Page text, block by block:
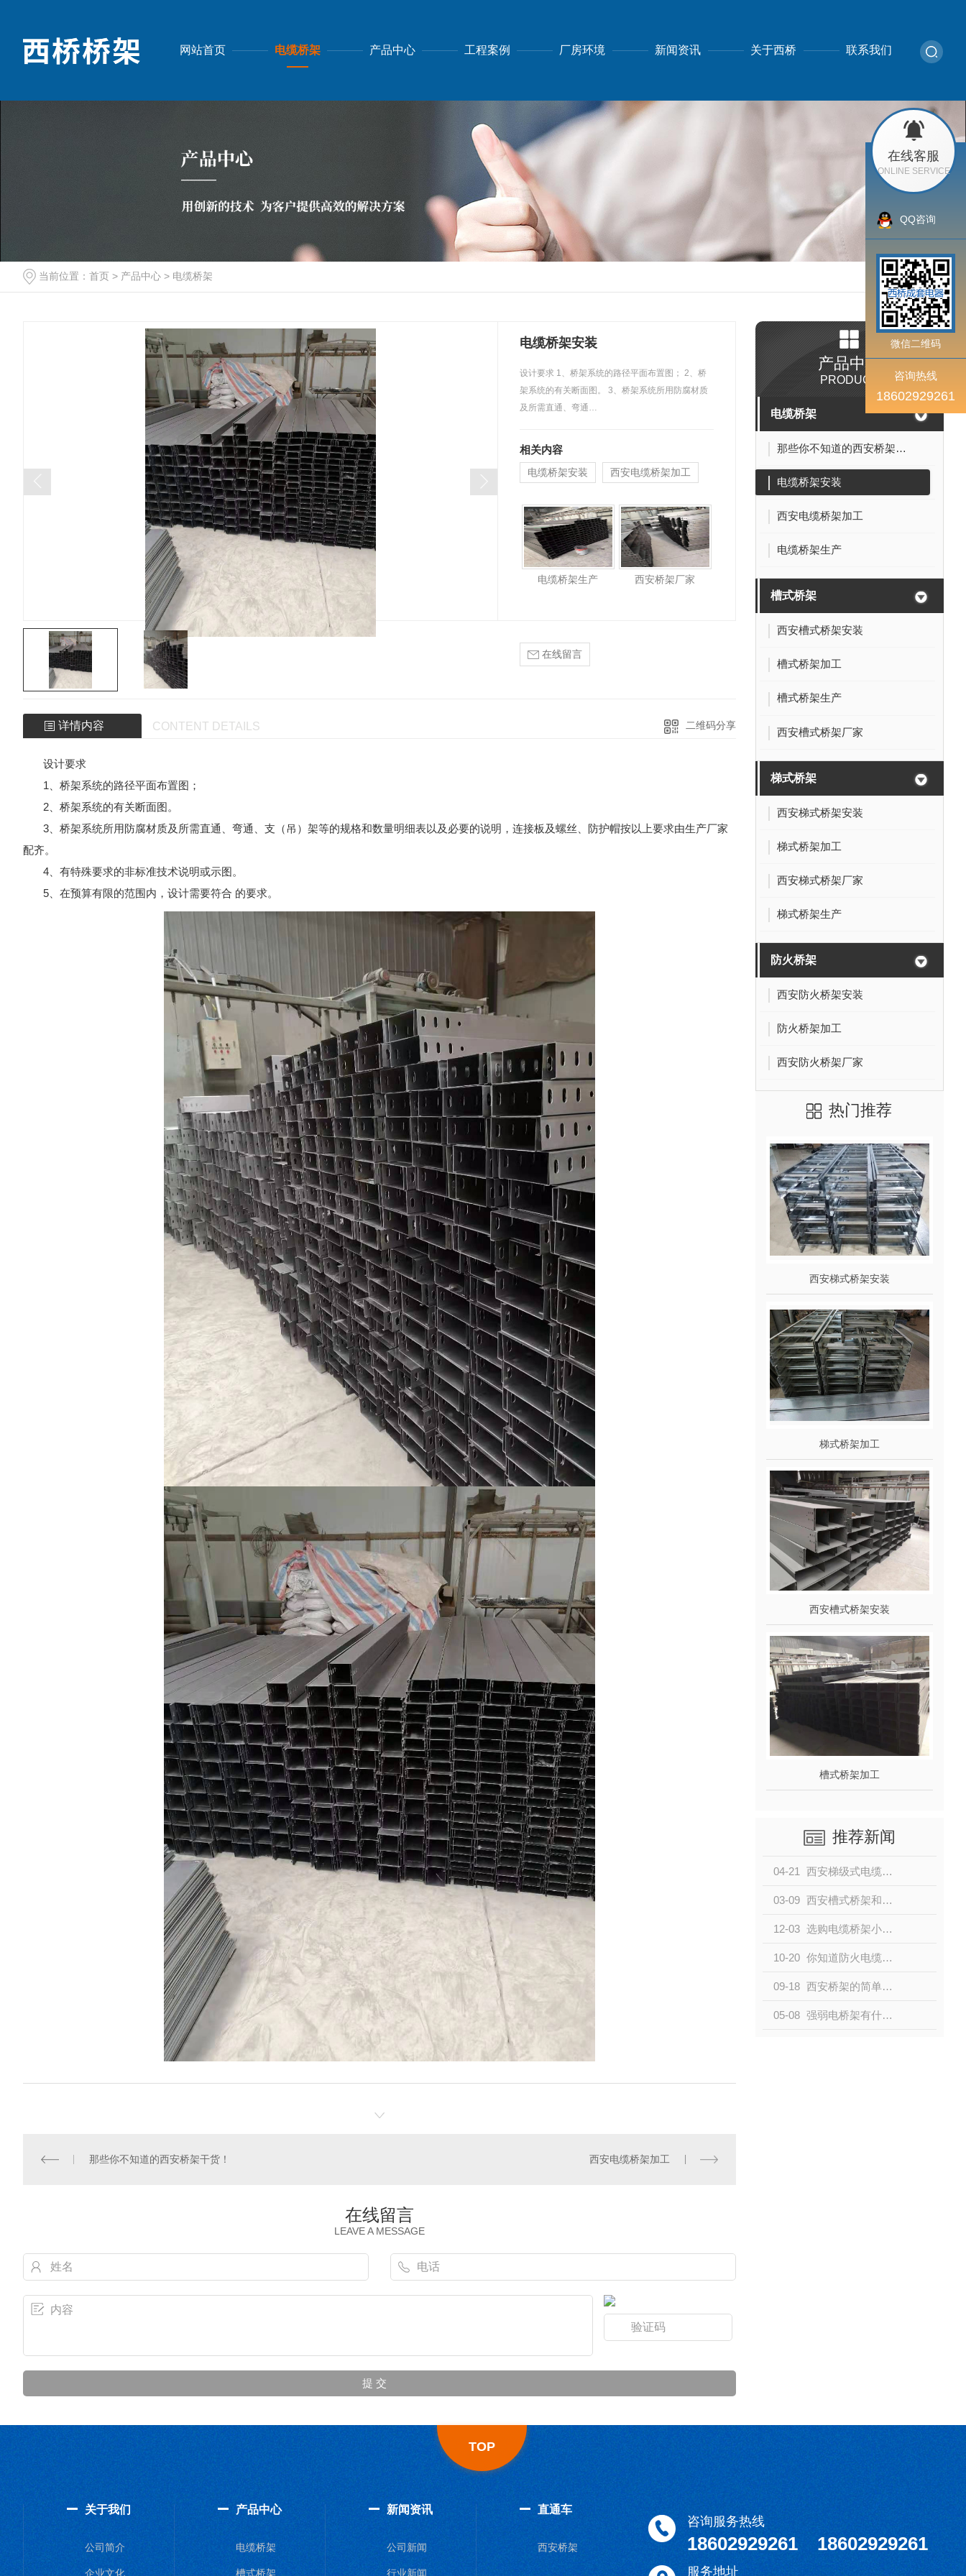
网站首页 电缆桥架 产品中心 工程案例 厂房环境 新闻资讯 关于西桥 联系我们
当前位置： 首页 > 产品中心 > 电缆桥架 返回
电缆桥架安装
设计要求 1、桥架系统的路径平面布置图； 2、桥
架系统的有关断面图。 3、桥架系统所用防腐材质
及所需直通、弯通…
相关内容
电缆桥架安装 西安电缆桥架加工
电缆桥架生产 西安桥架厂家
在线留言
详情内容 CONTENT DETAILS 二维码分享
设计要求
1、桥架系统的路径平面布置图；
2、桥架系统的有关断面图。
3、桥架系统所用防腐材质及所需直通、弯通、支（吊）架等的规格和数量明细表以及必要的说明，连接板及螺丝、防护帽按以上要求由生产厂家
配齐。
4、有特殊要求的非标准技术说明或示图。
5、在预算有限的范围内，设计需要符合 的要求。
那些你不知道的西安桥架干货！ 西安电缆桥架加工
在线留言
LEAVE A MESSAGE
产品中心
PRODUCT
电缆桥架
那些你不知道的西安桥架干货！
电缆桥架安装
西安电缆桥架加工
电缆桥架生产
槽式桥架
西安槽式桥架安装
槽式桥架加工
槽式桥架生产
西安槽式桥架厂家
梯式桥架
西安梯式桥架安装
梯式桥架加工
西安梯式桥架厂家
梯式桥架生产
防火桥架
西安防火桥架安装
防火桥架加工
西安防火桥架厂家
热门推荐
西安梯式桥架安装
梯式桥架加工
西安槽式桥架安装
槽式桥架加工
推荐新闻
04-21 西安梯级式电缆桥架介绍
03-09 西安槽式桥架和梯式桥架的区别参考
12-03 选购电缆桥架小知识，助你练就火眼金睛
10-20 你知道防火电缆桥架的耐火时间是多久吗？
09-18 西安桥架的简单介绍,一篇文章告诉您
05-08 强弱电桥架有什么区别？可以合并吗？小编带你了解了解
TOP
咨询服务热线
18602929261 18602929261
服务地址
关于我们
公司简介
企业文化
产品中心
电缆桥架
槽式桥架
新闻资讯
公司新闻
行业新闻
直通车
西安桥架
在线客服
ONLINE SERVICE
QQ咨询
微信二维码
咨询热线
18602929261